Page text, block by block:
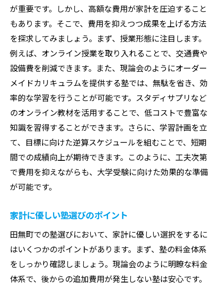
が重要です。しかし、高額な費用が家計を圧迫すること
もあります。そこで、費用を抑えつつ成果を上げる方法
を探求してみましょう。まず、授業形態に注目します。
例えば、オンライン授業を取り入れることで、交通費や
設備費を削減できます。また、現論会のようにオーダー
メイドカリキュラムを提供する塾では、無駄を省き、効
率的な学習を行うことが可能です。スタディサプリなど
のオンライン教材を活用することで、低コストで豊富な
知識を習得することができます。さらに、学習計画を立
て、目標に向けた逆算スケジュールを組むことで、短期
間での成績向上が期待できます。このように、工夫次第
で費用を抑えながらも、大学受験に向けた効果的な準備
が可能です。
家計に優しい塾選びのポイント
田無町での塾選びにおいて、家計に優しい選択をするに
はいくつかのポイントがあります。まず、塾の料金体系
をしっかり確認しましょう。現論会のように明瞭な料金
体系で、後からの追加費用が発生しない塾は安心です。